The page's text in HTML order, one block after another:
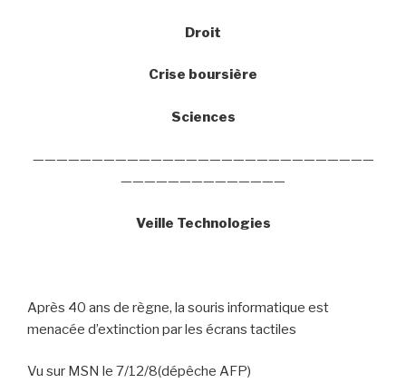
Droit
Crise boursière
Sciences
—————————————————————————————
——————————————
Veille Technologies
Après 40 ans de règne, la souris informatique est
menacée d’extinction par les écrans tactiles
Vu sur MSN le 7/12/8(dépêche AFP)